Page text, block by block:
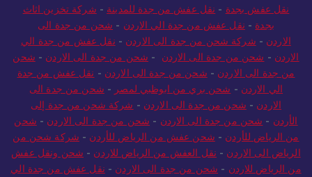
نقل عفش بجدة - نقل عفش من جدة للمدينة - شركة تخزين اثاث
بجدة - نقل عفش من جدة الي الاردن - شحن من جدة الى
الاردن - شركة شحن من جدة الى الاردن - نقل عفش من جدة الي
الاردن - شحن من جدة الى الاردن - شحن من جدة الى الاردن - شحن
من جدة الى الاردن - شحن من جدة الى الاردن - نقل عفش من جدة
الي الاردن - شحن بري من ابوظبي لمصر - شحن من جدة الى
الاردن - شحن من جدة الى الاردن - شركة شحن من جدة إلى
الأردن - شحن من جدة الى الاردن - شحن من جدة الى الاردن - شحن
من الرياض للأردن - شحن عفش من الرياض للأردن - شركة شحن من
الرياض الى الاردن - نقل العفش من الرياض للاردن - شحن ونقل عفش
من الرياض للاردن - شحن من جدة الى الاردن - نقل عفش من جدة الي